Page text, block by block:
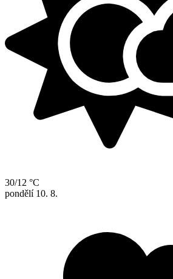
30/12 °C
pondělí 10. 8.